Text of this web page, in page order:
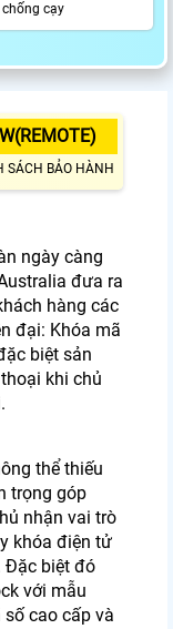
cạy
SÁCH BẢO HÀNH
ngày càng
đưa ra
hàng các
đại: Khóa mã
biệt sản
khi chủ
thể thiếu
trọng góp
nhận vai trò
khóa điện tử
Đặc biệt đó
với mẫu
cao cấp và